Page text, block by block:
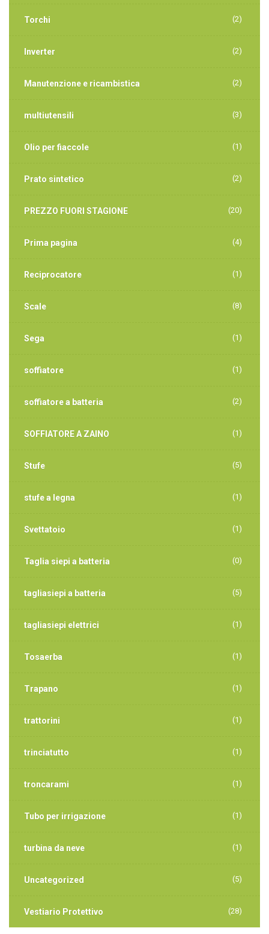
Torchi (2)
Inverter (2)
Manutenzione e ricambistica (2)
multiutensili (3)
Olio per fiaccole (1)
Prato sintetico (2)
PREZZO FUORI STAGIONE (20)
Prima pagina (4)
Reciprocatore (1)
Scale (8)
Sega (1)
soffiatore (1)
soffiatore a batteria (2)
SOFFIATORE A ZAINO (1)
Stufe (5)
stufe a legna (1)
Svettatoio (1)
Taglia siepi a batteria (0)
tagliasiepi a batteria (5)
tagliasiepi elettrici (1)
Tosaerba (1)
Trapano (1)
trattorini (1)
trinciatutto (1)
troncarami (1)
Tubo per irrigazione (1)
turbina da neve (1)
Uncategorized (5)
Vestiario Protettivo (28)